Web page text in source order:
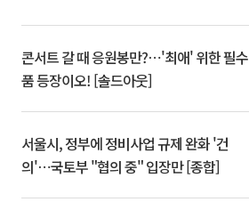
콘서트 갈 때 응원봉만?⋯'최애' 위한 필수
품 등장이오! [솔드아웃]
서울시, 정부에 정비사업 규제 완화 '건
의'⋯국토부 "협의 중" 입장만 [종합]